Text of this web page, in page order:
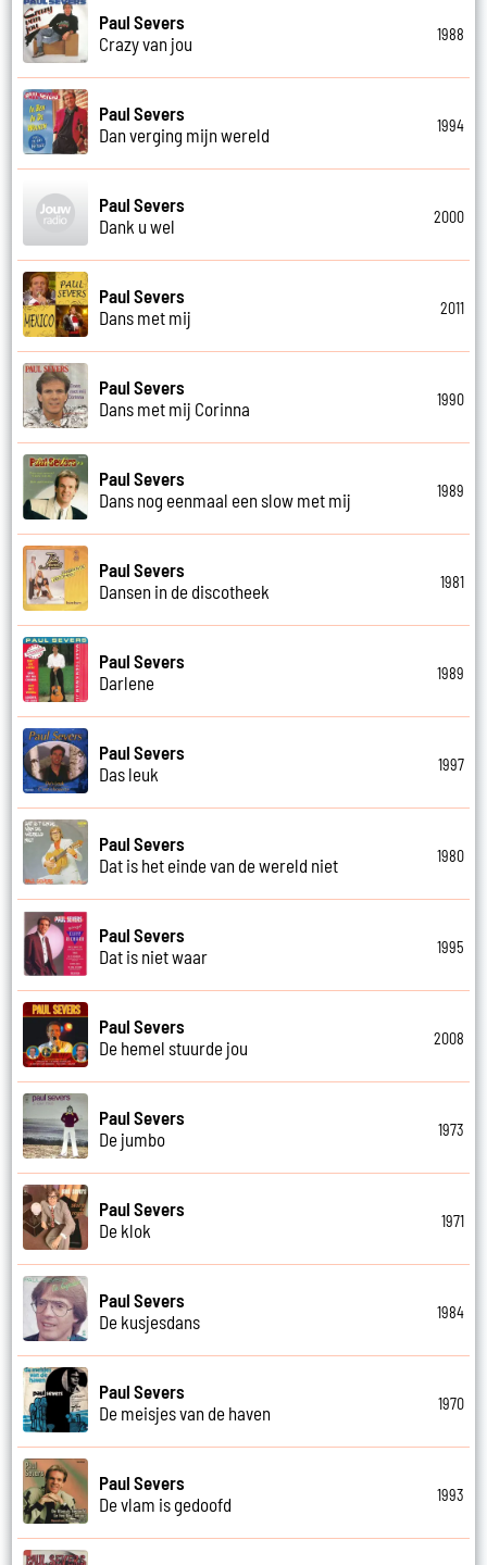
Paul Severs
Crazy van jou
1988
Paul Severs
Dan verging mijn wereld
1994
Paul Severs
Dank u wel
2000
Paul Severs
Dans met mij
2011
Paul Severs
Dans met mij Corinna
1990
Paul Severs
Dans nog eenmaal een slow met mij
1989
Paul Severs
Dansen in de discotheek
1981
Paul Severs
Darlene
1989
Paul Severs
Das leuk
1997
Paul Severs
Dat is het einde van de wereld niet
1980
Paul Severs
Dat is niet waar
1995
Paul Severs
De hemel stuurde jou
2008
Paul Severs
De jumbo
1973
Paul Severs
De klok
1971
Paul Severs
De kusjesdans
1984
Paul Severs
De meisjes van de haven
1970
Paul Severs
De vlam is gedoofd
1993